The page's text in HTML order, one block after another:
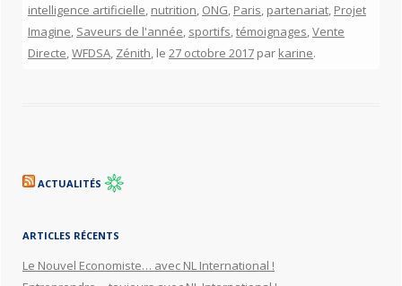
intelligence artificielle nutrition ONG Paris partenariat Projet
Imagine Saveurs de l'année sportifs témoignages Vente
Directe WFDSA Zénith , le 27 octobre 2017 par karine.
ACTUALITÉS
ARTICLES RÉCENTS
Le Nouvel Economiste… avec NL International !